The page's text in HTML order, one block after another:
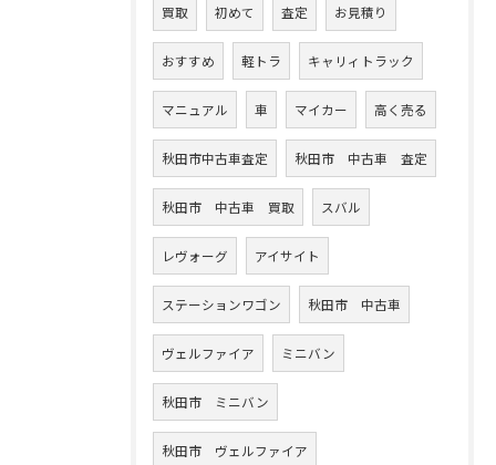
買取 初めて 査定 お見積り
おすすめ 軽トラ キャリィトラック
マニュアル 車 マイカー 高く売る
秋田市中古車査定 秋田市 中古車 査定
秋田市 中古車 買取 スバル
レヴォーグ アイサイト
ステーションワゴン 秋田市 中古車
ヴェルファイア ミニバン
秋田市 ミニバン
秋田市 ヴェルファイア